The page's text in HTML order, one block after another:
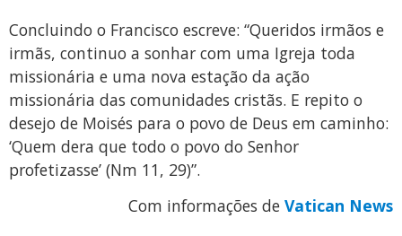
Concluindo o Francisco escreve: “Queridos irmãos e
irmãs, continuo a sonhar com uma Igreja toda
missionária e uma nova estação da ação
missionária das comunidades cristãs. E repito o
desejo de Moisés para o povo de Deus em caminho:
‘Quem dera que todo o povo do Senhor
profetizasse’ (Nm 11, 29)”.
Com informações de Vatican News